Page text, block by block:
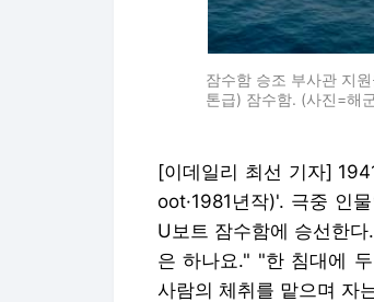
잠수함 승조 부사관 지
톤급) 잠수함. (사진=해
[이데일리 최선 기자]
oot·1981년작)'. 극중 인
U보트 잠수함에 승선한
은 하나요." "한 침대에
사람의 체취를 맡으며 자